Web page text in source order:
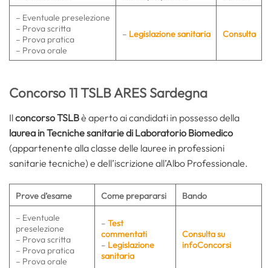
– Eventuale preselezione
– Prova scritta
– Prova pratica
– Prova orale
– Legislazione sanitaria Consulta
Concorso 11 TSLB ARES Sardegna
Ilconcorso TSLBè aperto ai candidati in possesso della
laurea in Tecniche sanitarie di Laboratorio Biomedico
(appartenente alla classe delle lauree in professioni
sanitarie tecniche) e dell’iscrizione all’Albo Professionale.
Prove d’esame Come prepararsi
Bando
– Eventuale
preselezione
– Prova scritta
– Prova pratica
– Prova orale
– Test
commentati
– Legislazione
sanitaria
Consulta su
infoConcorsi